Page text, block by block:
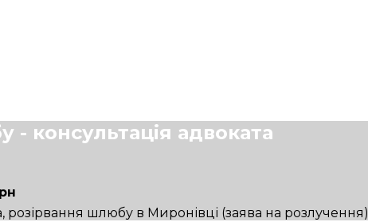
- консультація адвоката
розірвання шлюбу в Миронівці (заява на розлучення)